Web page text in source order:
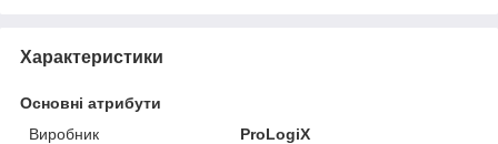
Характеристики
Основні атрибути
Виробник
ProLogiX